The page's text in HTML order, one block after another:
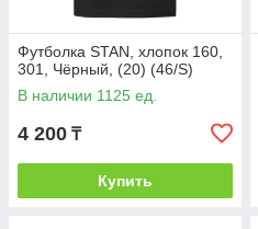
Футболка STAN, хлопок 160,
301, Чёрный, (20) (46/S)
В наличии 1125 ед.
4 200 ₸
Купить